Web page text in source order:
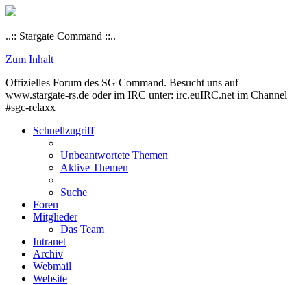
..:: Stargate Command ::..
Zum Inhalt
Offizielles Forum des SG Command. Besucht uns auf
www.stargate-rs.de oder im IRC unter: irc.euIRC.net im Channel
#sgc-relaxx
Schnellzugriff
Unbeantwortete Themen
Aktive Themen
Suche
Foren
Mitglieder
Das Team
Intranet
Archiv
Webmail
Website